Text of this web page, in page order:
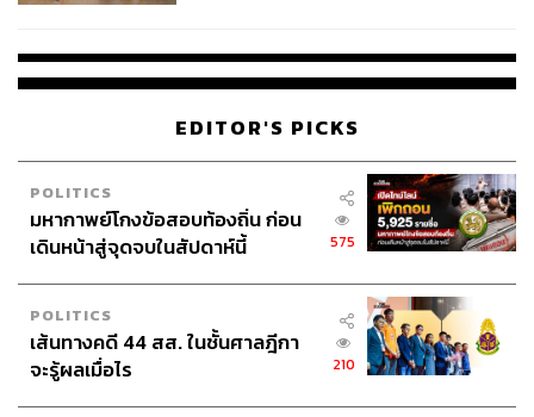
EDITOR'S PICKS
POLITICS
มหากาพย์โกงข้อสอบท้องถิ่น ก่อน
เดินหน้าสู่จุดจบในสัปดาห์นี้
575
POLITICS
เส้นทางคดี 44 สส. ในชั้นศาลฎีกา
จะรู้ผลเมื่อไร
210